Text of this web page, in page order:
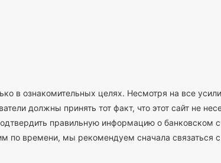
в ознакомительных целях. Несмотря на все
должны принять тот факт, что этот сайт не
правильную информацию о банковском
по времени, мы рекомендуем сначала связаться